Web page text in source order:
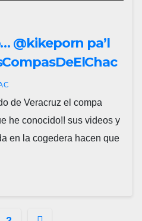
@kikeporn pa’l
de Veracruz el compa
he conocido!! sus videos y
en la cogedera hacen que